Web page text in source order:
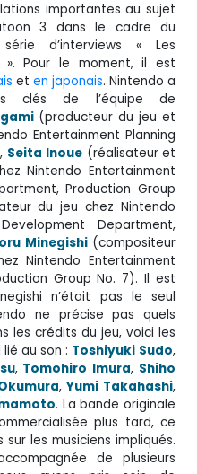
importantes au sujet
3 dans le cadre du
d’interviews « Les
Pour le moment, il est
et en japonais. Nintendo a
clés de l’équipe de
(producteur du jeu et
Entertainment Planning
Seita Inoue (réalisateur et
Nintendo Entertainment
Production Group
du jeu chez Nintendo
Department,
Minegishi(compositeur
Nintendo Entertainment
Group No. 7). Il est
n’était pas le seul
ne précise pas quels
les crédits du jeu, voici les
au son : Toshiyuki Sudo,
, Tomohiro Imura, Shiho
, Yumi Takahashi,
. La bande originale
plus tard, ce
les musiciens impliqués.
de plusieurs